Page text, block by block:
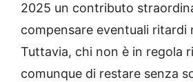
2025 un contributo
compensare eventuali ritardi
Tuttavia, chi non è in regola
comunque di restare senza